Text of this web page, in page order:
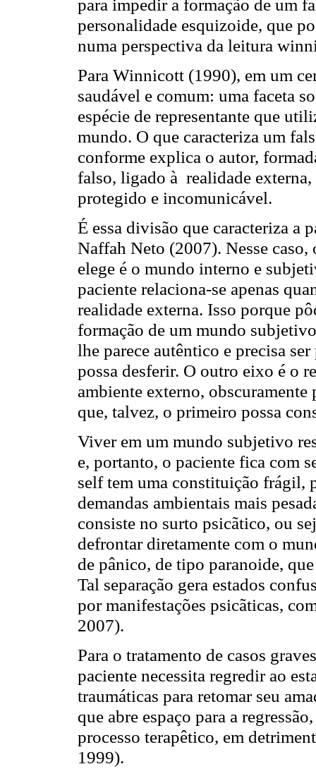
para impedir a formação de um
personalidade esquizoide, que
numa perspectiva da leitura
Para Winnicott (1990), em um
saudável e comum: uma faceta
espécie de representante que
mundo. O que caracteriza um
conforme explica o autor,
falso, ligado à realidade
protegido e incomunicável.
É essa divisão que caracteriza a
Naffah Neto (2007). Nesse
elege é o mundo interno e
paciente relaciona-se apenas
realidade externa. Isso porque
formação de um mundo
lhe parece autêntico e precisa
possa desferir. O outro eixo é o
ambiente externo,
que, talvez, o primeiro possa
Viver em um mundo subjetivo
e, portanto, o paciente fica com
self tem uma constituição frágil,
demandas ambientais mais
consiste no surto psicãtico, ou
defrontar diretamente com o
de pânico, de tipo paranoide,
Tal separação gera estados
por manifestações psicãticas,
2007).
Para o tratamento de casos
paciente necessita regredir ao
traumáticas para retomar seu
que abre espaço para a
processo terapêtico, em
1999).